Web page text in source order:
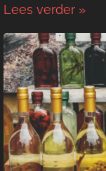
Lees verder »